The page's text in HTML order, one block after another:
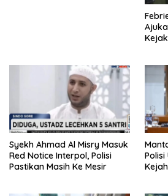
Syekh Ahmad Al Misry Masuk
Red Notice Interpol, Polisi
Pastikan Masih Ke Mesir
Polisi